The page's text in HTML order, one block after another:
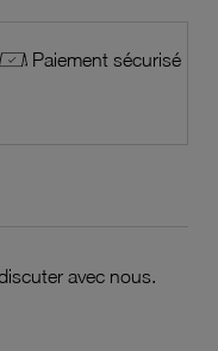
Paiement sécurisé
avec nous.